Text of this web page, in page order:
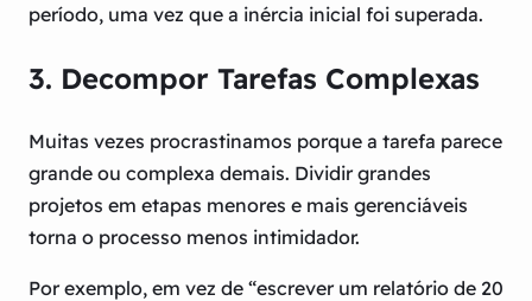
período, uma vez que a inércia inicial foi superada.
3. Decompor Tarefas Complexas
Muitas vezes procrastinamos porque a tarefa parece
grande ou complexa demais. Dividir grandes
projetos em etapas menores e mais gerenciáveis
torna o processo menos intimidador.
Por exemplo, em vez de “escrever um relatório de 20